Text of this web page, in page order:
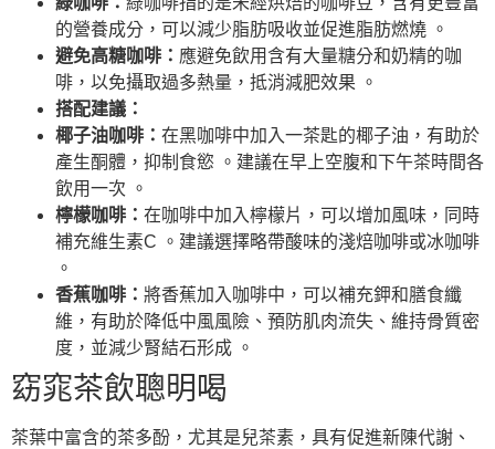
的營養成分，可以減少脂肪吸收並促進脂肪燃燒 。
避免高糖咖啡： 應避免飲用含有大量糖分和奶精的咖
啡，以免攝取過多熱量，抵消減肥效果 。
搭配建議：
椰子油咖啡： 在黑咖啡中加入一茶匙的椰子油，有助於
產生酮體，抑制食慾 。建議在早上空腹和下午茶時間各
飲用一次 。
檸檬咖啡： 在咖啡中加入檸檬片，可以增加風味，同時
補充維生素C 。建議選擇略帶酸味的淺焙咖啡或冰咖啡
。
香蕉咖啡： 將香蕉加入咖啡中，可以補充鉀和膳食纖
維，有助於降低中風風險、預防肌肉流失、維持骨質密
度，並減少腎結石形成 。
窈窕茶飲聰明喝
茶葉中富含的茶多酚，尤其是兒茶素，具有促進新陳代謝、